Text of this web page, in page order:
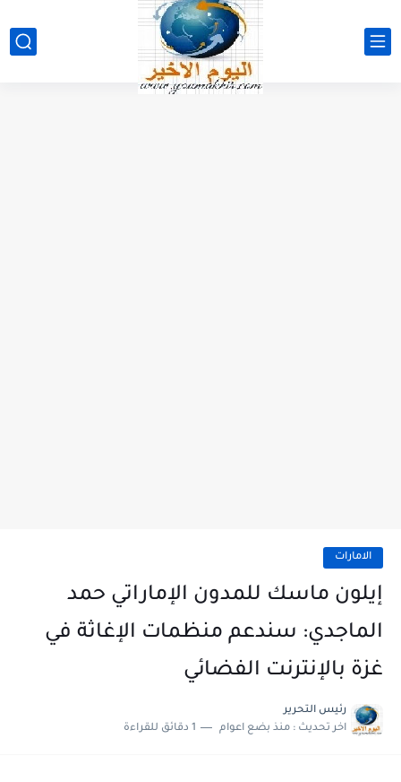
الامارات
إيلون ماسك للمدون الإماراتي حمد
الماجدي: سندعم منظمات الإغاثة في
غزة بالإنترنت الفضائي
رئيس التحرير
اخر تحديث : منذ بضع اعوام 1 دقائق للقراءة